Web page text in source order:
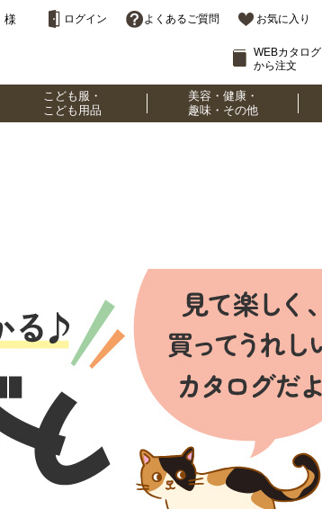
様 ログイン よくあるご質問 お気に入り
WEBカタログ
から注文
こども服・
こども用品
美容・健康・
趣味・その他